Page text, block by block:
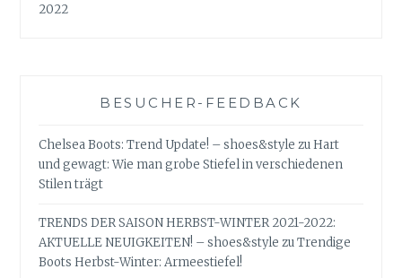
2022
BESUCHER-FEEDBACK
Chelsea Boots: Trend Update! – shoes&style zuHart
und gewagt: Wie man grobe Stiefel in verschiedenen
Stilen trägt
TRENDS DER SAISON HERBST-WINTER 2021-2022:
AKTUELLE NEUIGKEITEN! – shoes&style zuTrendige
Boots Herbst-Winter: Armeestiefel!